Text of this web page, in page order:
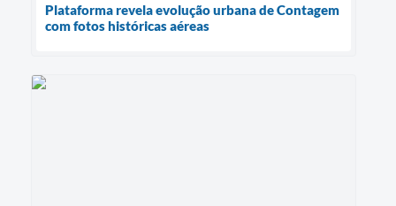
Plataforma revela evolução urbana de Contagem
com fotos históricas aéreas